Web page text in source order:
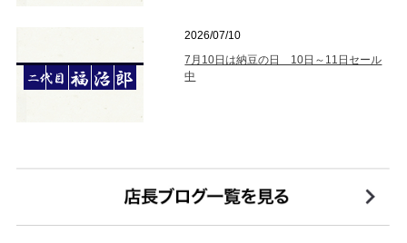
2026/07/10
7月10日は納豆の日 10日～11日セール
中